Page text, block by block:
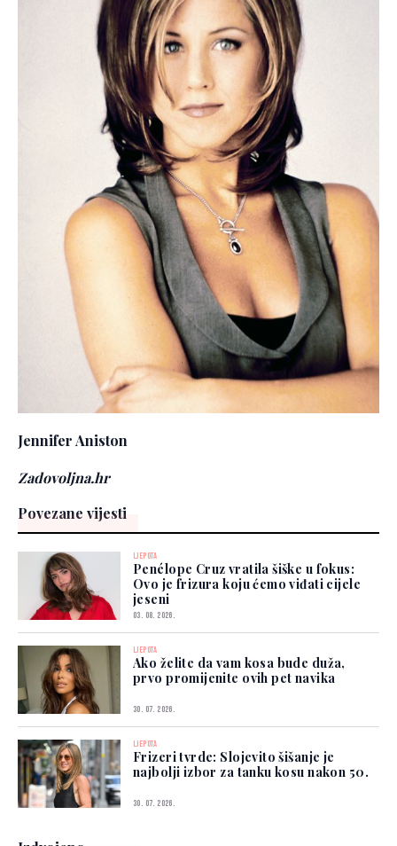
Jennifer Aniston
Zadovoljna.hr
Povezane vijesti
LJEPOTA
Penélope Cruz vratila šiške u fokus:
Ovo je frizura koju ćemo viđati cijele
jeseni
03. 08. 2026.
LJEPOTA
Ako želite da vam kosa bude duža,
prvo promijenite ovih pet navika
30. 07. 2026.
LJEPOTA
Frizeri tvrde: Slojevito šišanje je
najbolji izbor za tanku kosu nakon 50.
30. 07. 2026.